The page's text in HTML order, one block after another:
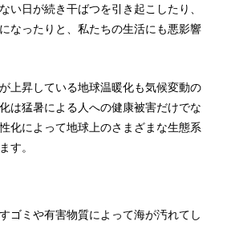
い日が続き干ばつを引き起こしたり、
なったりと、私たちの生活にも悪影響
上昇している地球温暖化も気候変動の
は猛暑による人への健康被害だけでな
化によって地球上のさまざまな生態系
す。
ゴミや有害物質によって海が汚れてし